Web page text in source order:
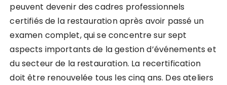
peuvent devenir des cadres professionnels
certifiés de la restauration après avoir passé un
examen complet, qui se concentre sur sept
aspects importants de la gestion d’événements et
du secteur de la restauration. La recertification
doit être renouvelée tous les cinq ans. Des ateliers